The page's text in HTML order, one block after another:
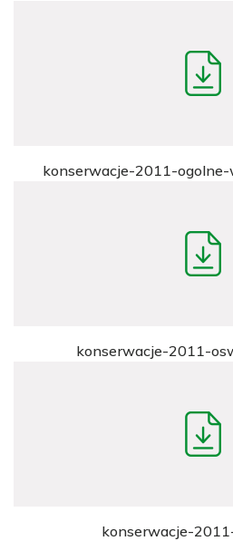
konserwacje-2011-ogolne-
konserwacje-2011-
konserwacje-